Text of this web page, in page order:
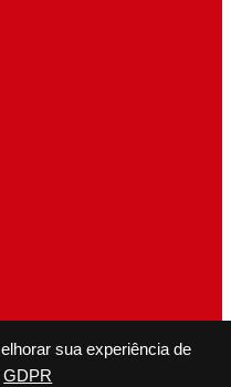
sua experiência de
GDPR